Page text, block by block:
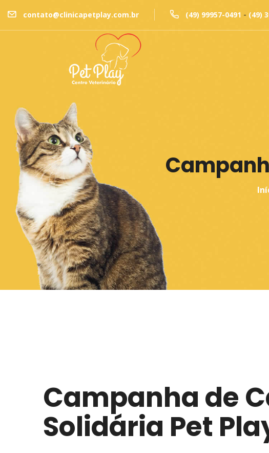
contato@clinicapetplay.com.br (49) 99957-0491 - (49)
Campanha de
Solidária Pet